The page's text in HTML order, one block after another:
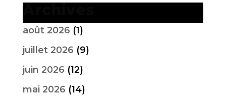
Archives
août 2026 (1)
juillet 2026 (9)
juin 2026 (12)
mai 2026 (14)